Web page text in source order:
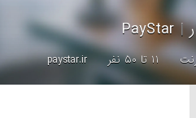
|
PayStar
۱۱ تا ۵۰ نفر paystar.ir